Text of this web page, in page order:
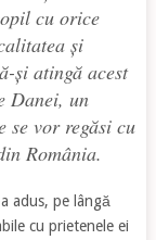
cu orice
și
și atingă acest
Danei, un
se vor regăsi cu
din România.
adus, pe lângă
cu prietenele ei